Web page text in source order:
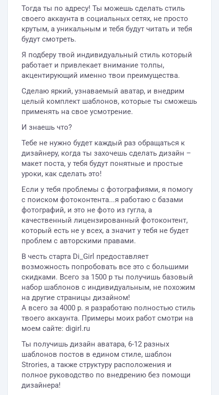
Тогда ты по адресу! Ты можешь сделать стиль
своего аккаунта в социальных сетях, не просто
крутым, а уникальным и тебя будут читать и тебя
будут смотреть.
Я подберу твой индивидуальный стиль который
работает и привлекает внимание толпы,
акцентирующий именно твои преимущества.
Сделаю яркий, узнаваемый аватар, и внедрим
целый комплект шаблонов, которые ты сможешь
применять на свое усмотрение.
И знаешь что?
Тебе не нужно будет каждый раз обращаться к
дизайнеру, когда ты захочешь сделать дизайн –
макет поста, у тебя будут понятные и простые
уроки, как сделать это!
Если у тебя проблемы с фотографиями, я помогу
с поиском фотоконтента...я работаю с базами
фотографий, и это не фото из гугла, а
качественный лицензированный фотоконтент,
который есть не у всех, а значит у тебя не будет
проблем с авторскими правами.
В честь старта Di_Girl предоставляет
возможность попробовать все это с большими
скидками. Всего за 1500 р ты получишь базовый
набор шаблонов с индивидуальным, не похожим
на другие страницы дизайном!
А всего за 4000 р. я разработаю полностью стиль
твоего аккаунта. Примеры моих работ смотри на
моем сайте: digirl.ru
Ты получишь дизайн аватара, 6-12 разных
шаблонов постов в едином стиле, шаблон
Strories, а также структуру расположения и
полное руководство по внедрению без помощи
дизайнера!